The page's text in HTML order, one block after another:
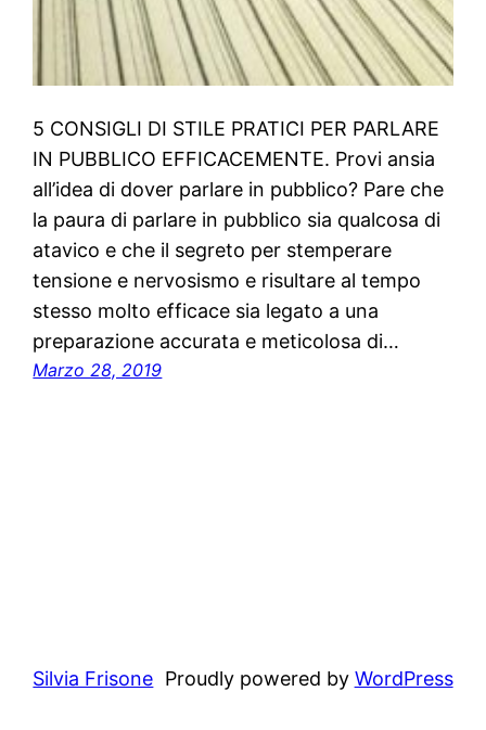
5 CONSIGLI DI STILE PRATICI PER PARLARE
IN PUBBLICO EFFICACEMENTE. Provi ansia
all’idea di dover parlare in pubblico? Pare che
la paura di parlare in pubblico sia qualcosa di
atavico e che il segreto per stemperare
tensione e nervosismo e risultare al tempo
stesso molto efficace sia legato a una
preparazione accurata e meticolosa di…
Marzo 28, 2019
Silvia Frisone Proudly powered by WordPress